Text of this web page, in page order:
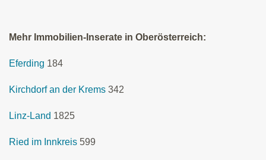
Mehr Immobilien-Inserate in Oberösterreich:
Eferding 184
Kirchdorf an der Krems 342
Linz-Land 1825
Ried im Innkreis 599